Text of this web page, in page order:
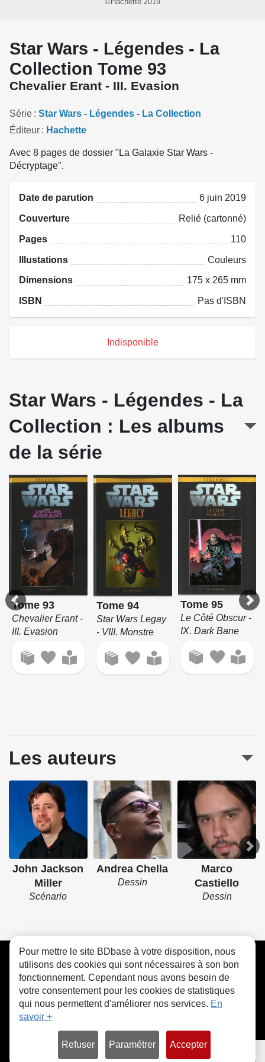
Star Wars - Légendes - La
Collection Tome 93
Chevalier Erant - III. Evasion
Série
Star Wars - Légendes - La Collection
Éditeur
Hachette
Avec 8 pages de dossier "La Galaxie Star Wars -
Décryptage".
Date de parution 6 juin 2019
Couverture Relié (cartonné)
Pages 110
Illustations Couleurs
Dimensions 175 x 265 mm
ISBN Pas d'ISBN
Indisponible
Star Wars - Légendes - La
Collection : Les albums
de la série
Tome 93
Chevalier Erant -
III. Evasion
Tome 94
Star Wars Legay
- VIII. Monstre
Tome 95
Le Côté Obscur -
IX. Dark Bane
Les auteurs
John Jackson
Miller
Scénario
Andrea Chella
Dessin
Marco
Castiello
Dessin
CGU FAQ Contact Cookies
Pour mettre le site BDbase à votre disposition, nous
utilisons des cookies qui sont nécessaires à son bon
fonctionnement. Cependant nous avons besoin de
votre consentement pour les cookies de statistiques
qui nous permettent d'améliorer nos services. En
savoir +
Refuser Paramétrer Accepter